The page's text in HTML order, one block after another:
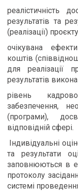
реалістичність
результатів та
(реалізації)
очікувана
коштів
для реалізації
результатів
рівень
забезпечення,
(програми),
відповідній сфері.
Індивідуальні
та результати
заповнюються в
протоколу
системі